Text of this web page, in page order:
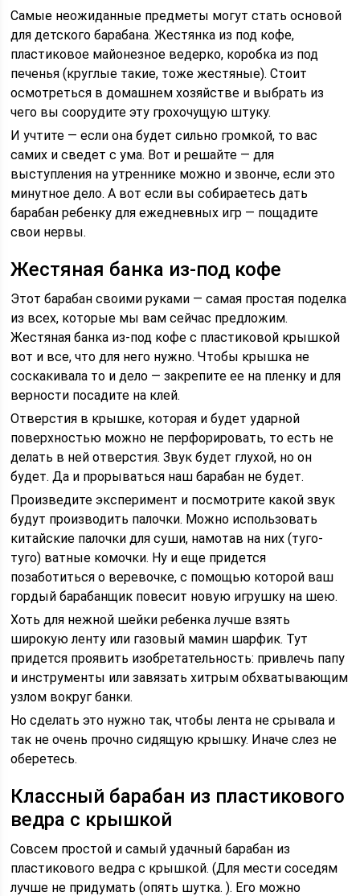
Самые неожиданные предметы могут стать основой
для детского барабана. Жестянка из под кофе,
пластиковое майонезное ведерко, коробка из под
печенья (круглые такие, тоже жестяные). Стоит
осмотреться в домашнем хозяйстве и выбрать из
чего вы соорудите эту грохочущую штуку.
И учтите — если она будет сильно громкой, то вас
самих и сведет с ума. Вот и решайте — для
выступления на утреннике можно и звонче, если это
минутное дело. А вот если вы собираетесь дать
барабан ребенку для ежедневных игр — пощадите
свои нервы.
Жестяная банка из-под кофе
Этот барабан своими руками — самая простая поделка
из всех, которые мы вам сейчас предложим.
Жестяная банка из-под кофе с пластиковой крышкой
вот и все, что для него нужно. Чтобы крышка не
соскакивала то и дело — закрепите ее на пленку и для
верности посадите на клей.
Отверстия в крышке, которая и будет ударной
поверхностью можно не перфорировать, то есть не
делать в ней отверстия. Звук будет глухой, но он
будет. Да и прорываться наш барабан не будет.
Произведите эксперимент и посмотрите какой звук
будут производить палочки. Можно использовать
китайские палочки для суши, намотав на них (туго-
туго) ватные комочки. Ну и еще придется
позаботиться о веревочке, с помощью которой ваш
гордый барабанщик повесит новую игрушку на шею.
Хоть для нежной шейки ребенка лучше взять
широкую ленту или газовый мамин шарфик. Тут
придется проявить изобретательность: привлечь папу
и инструменты или завязать хитрым обхватывающим
узлом вокруг банки.
Но сделать это нужно так, чтобы лента не срывала и
так не очень прочно сидящую крышку. Иначе слез не
оберетесь.
Классный барабан из пластикового
ведра с крышкой
Совсем простой и самый удачный барабан из
пластикового ведра с крышкой. (Для мести соседям
лучше не придумать (опять шутка. ). Его можно